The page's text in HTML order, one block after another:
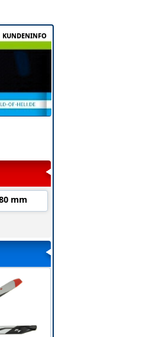
KUNDENINFO
mm